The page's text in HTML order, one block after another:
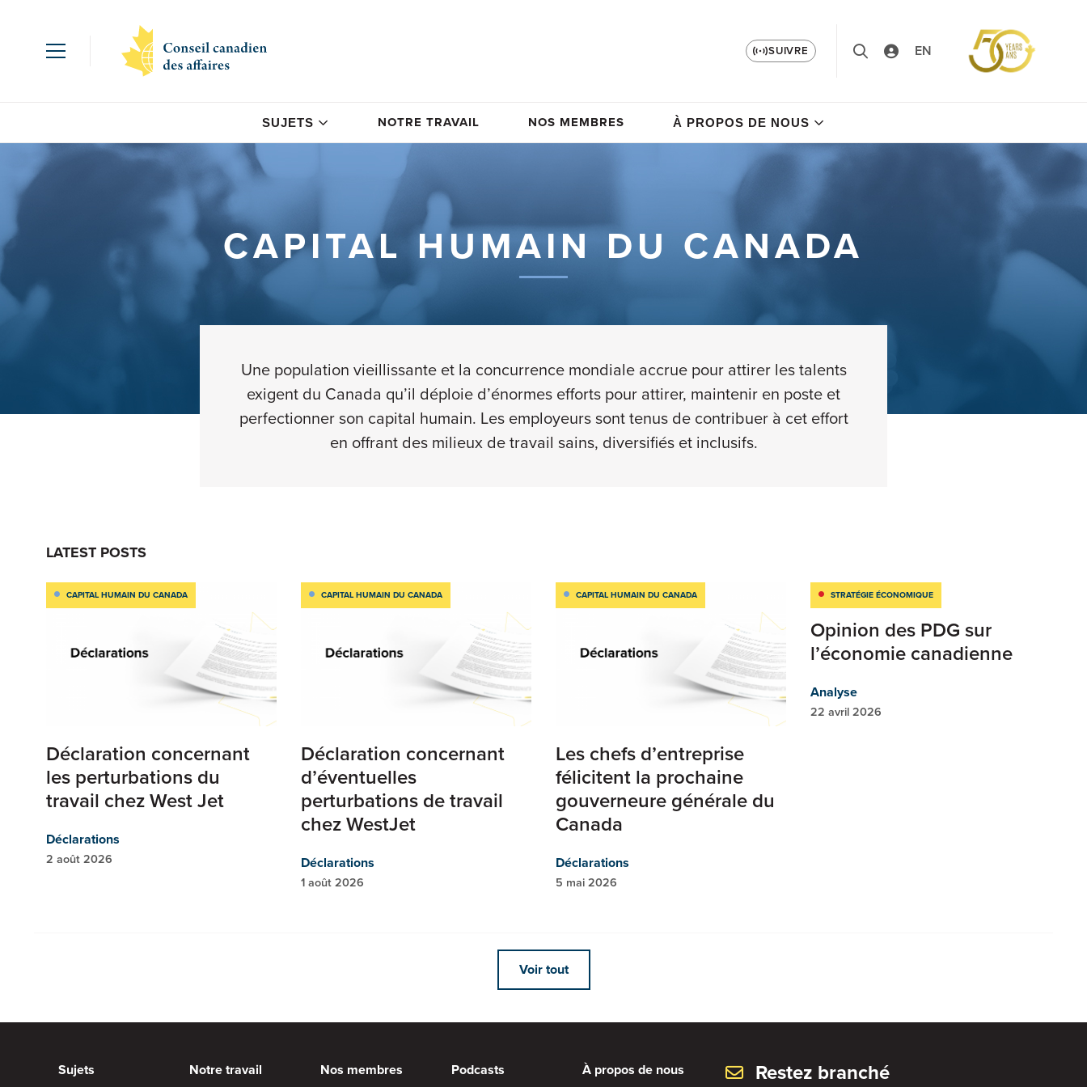
SUIVRE EN
SUJETS NOTRE TRAVAIL NOS MEMBRES À PROPOS DE NOUS
CAPITAL HUMAIN DU CANADA
Une population vieillissante et la concurrence mondiale accrue pour attirer les talents
exigent du Canada qu’il déploie d’énormes efforts pour attirer, maintenir en poste et
perfectionner son capital humain. Les employeurs sont tenus de contribuer à cet effort
en offrant des milieux de travail sains, diversifiés et inclusifs.
LATEST POSTS
CAPITAL HUMAIN DU CANADA
Déclaration concernant
les perturbations du
travail chez West Jet
Déclarations
2 août 2026
CAPITAL HUMAIN DU CANADA
Déclaration concernant
d’éventuelles
perturbations de travail
chez WestJet
Déclarations
1 août 2026
CAPITAL HUMAIN DU CANADA
Les chefs d’entreprise
félicitent la prochaine
gouverneure générale du
Canada
Déclarations
5 mai 2026
STRATÉGIE ÉCONOMIQUE
Opinion des PDG sur
l’économie canadienne
Analyse
22 avril 2026
Voir tout
Sujets Notre travail Nos membres Podcasts À propos de nous Restez branché